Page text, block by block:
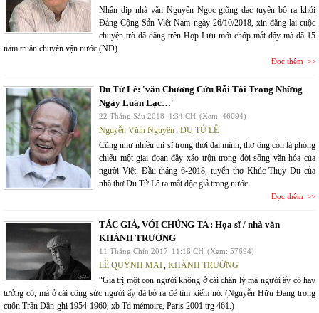
Nhân dịp nhà văn Nguyên Ngọc giõng dạc tuyên bố ra khỏi
Đảng Cộng Sản Việt Nam ngày 26/10/2018, xin đăng lại cuộc
chuyện trò đã đăng trên Hợp Lưu mới chớp mắt đây mà đã 15
năm truân chuyên vận nước (ND)
Đọc thêm
Du Tử Lê: 'văn Chương Cứu Rỗi Tôi Trong Những
Ngày Luân Lạc…'
22 Tháng Sáu 2018 4:34 CH (Xem: 46094)
Nguyễn Vĩnh Nguyên, DU TỬ LÊ
Cũng như nhiều thi sĩ trong thời đại mình, thơ ông còn là phóng
chiếu một giai đoạn đầy xáo trộn trong đời sống văn hóa của
người Việt. Đầu tháng 6-2018, tuyển thơ Khúc Thụy Du của
nhà thơ Du Tử Lê ra mắt độc giả trong nước.
Đọc thêm
TÁC GIẢ, VỚI CHÚNG TA : Họa sĩ / nhà văn
KHÁNH TRƯỜNG
11 Tháng Chín 2017 11:18 CH (Xem: 57694)
LÊ QUỲNH MAI, KHÁNH TRƯỜNG
“Giá trị một con người không ở cái chân lý mà người ấy có hay
tưởng có, mà ở cái công sức người ấy đã bỏ ra để tìm kiếm nó. (Nguyễn Hữu Đang trong
cuốn Trần Dần-ghi 1954-1960, xb Td mémoire, Paris 2001 trg 461.)